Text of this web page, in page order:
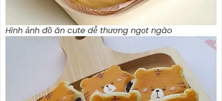
Hình ảnh đồ ăn cute dễ thương ngọt ngào